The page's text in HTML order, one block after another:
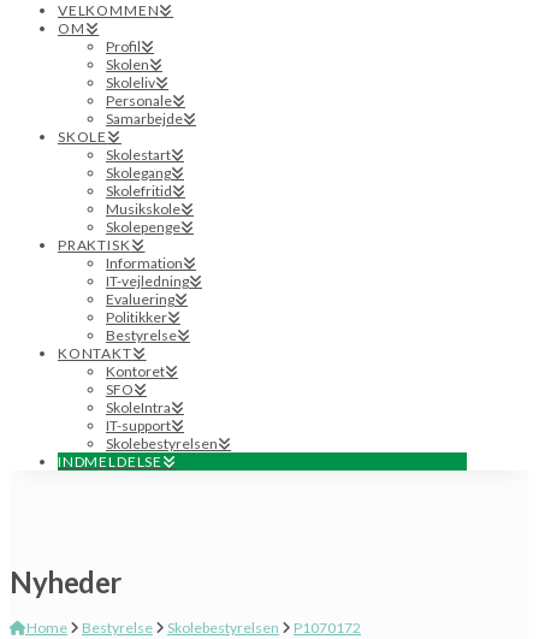
VELKOMMEN
OM
Profil
Skolen
Skoleliv
Personale
Samarbejde
SKOLE
Skolestart
Skolegang
Skolefritid
Musikskole
Skolepenge
PRAKTISK
Information
IT-vejledning
Evaluering
Politikker
Bestyrelse
KONTAKT
Kontoret
SFO
SkoleIntra
IT-support
Skolebestyrelsen
INDMELDELSE
Nyheder
Home Bestyrelse Skolebestyrelsen P1070172